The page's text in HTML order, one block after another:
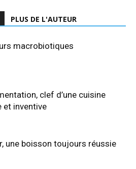
PLUS DE L'AUTEUR
macrobiotiques
clef d’une cuisine
et inventive
une boisson toujours réussie